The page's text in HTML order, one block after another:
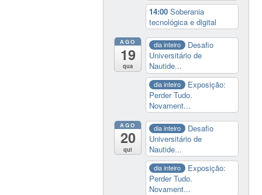
14:00Soberania
tecnológica e digital
AGO
19
qua
dia inteiro
Desafio
Universitário de
Nautide...
dia inteiro
Exposição:
Perder Tudo.
Novament...
AGO
20
qui
dia inteiro
Desafio
Universitário de
Nautide...
dia inteiro
Exposição:
Perder Tudo.
Novament...